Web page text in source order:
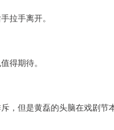
拉手离开。
得期待。
，但是黄磊的头脑在戏剧节